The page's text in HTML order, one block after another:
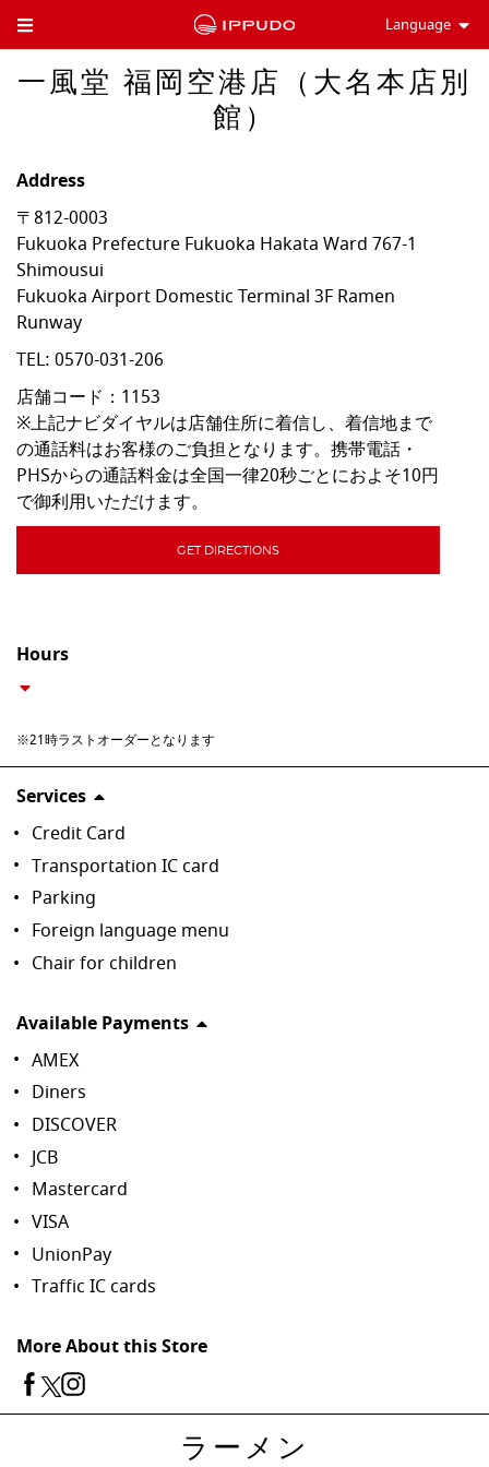
Toggle Header Menu Language
一風堂 福岡空港店（大名本店別
館）
Address
〒812-0003
Fukuoka Prefecture Fukuoka Hakata Ward 767-1
Shimousui
Fukuoka Airport Domestic Terminal 3F Ramen
Runway
TEL: 0570-031-206
店舗コード：1153
※上記ナビダイヤルは店舗住所に着信し、着信地まで
の通話料はお客様のご負担となります。携帯電話・
PHSからの通話料金は全国一律20秒ごとにおよそ10円
で御利用いただけます。
GET DIRECTIONS
Hours
※21時ラストオーダーとなります
Services
Credit Card
Transportation IC card
Parking
Foreign language menu
Chair for children
Available Payments
AMEX
Diners
DISCOVER
JCB
Mastercard
VISA
UnionPay
Traffic IC cards
More About this Store
ラーメン